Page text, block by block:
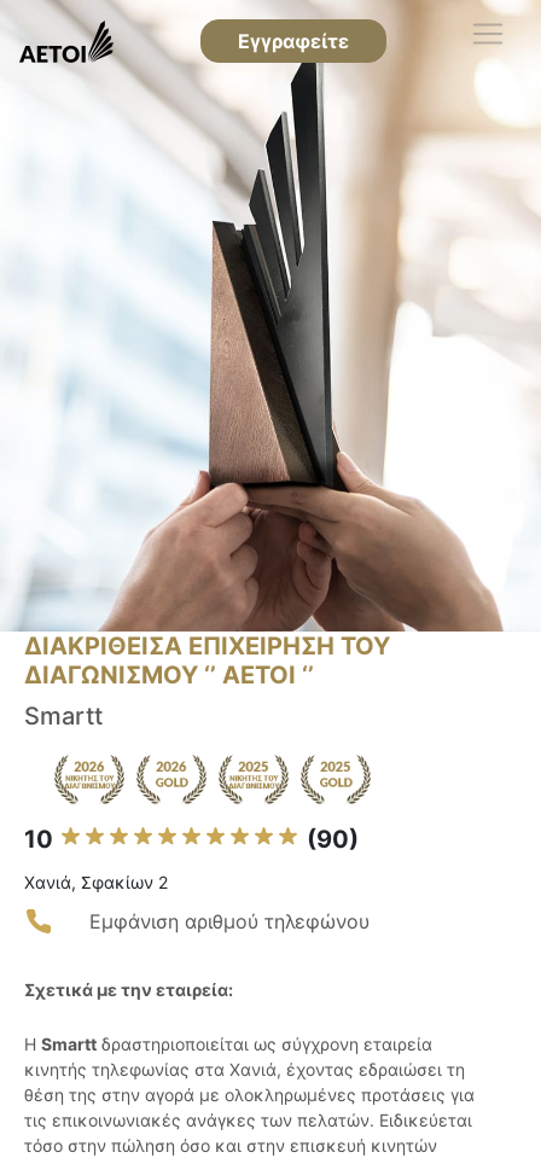
Εγγραφείτε
ΔΙΑΚΡΙΘΕΙΣΑ ΕΠΙΧΕΙΡΗΣΗ ΤΟΥ
ΔΙΑΓΩΝΙΣΜΟΥ ‘’ ΑΕΤΟΙ ‘’
Smartt
10 (90)
Χανιά, Σφακίων 2
Εμφάνιση αριθμού τηλεφώνου
Σχετικά με την εταιρεία:
Η Smartt δραστηριοποιείται ως σύγχρονη εταιρεία
κινητής τηλεφωνίας στα Χανιά, έχοντας εδραιώσει τη
θέση της στην αγορά με ολοκληρωμένες προτάσεις για
τις επικοινωνιακές ανάγκες των πελατών. Ειδικεύεται
τόσο στην πώληση όσο και στην επισκευή κινητών